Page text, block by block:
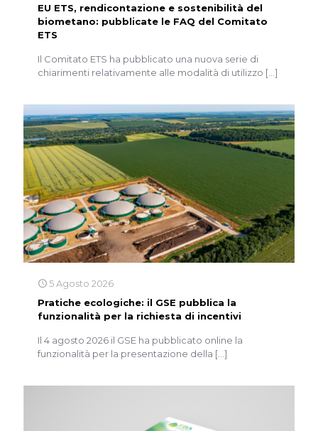
EU ETS, rendicontazione e sostenibilità del
biometano: pubblicate le FAQ del Comitato
ETS
Il Comitato ETS ha pubblicato una nuova serie di
chiarimenti relativamente alle modalità di utilizzo […]
5 Agosto 2026
Pratiche ecologiche: il GSE pubblica la
funzionalità per la richiesta di incentivi
Il 4 agosto 2026 il GSE ha pubblicato online la
funzionalità per la presentazione della […]